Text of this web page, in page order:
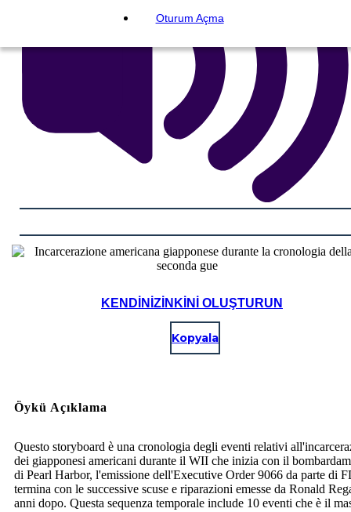
Oturum Açma
KENDINIZINKINI OLUŞTURUN
Kopyala
Öykü Açıklama
Questo storyboard è una cronologia degli eventi relativi
dei giapponesi americani durante il WII che inizia con il
di Pearl Harbor, l'emissione dell'Executive Order 9066 da parte di
termina con le successive scuse e riparazioni emesse da Ronald
anni dopo. Questa sequenza temporale include 10 eventi che è il